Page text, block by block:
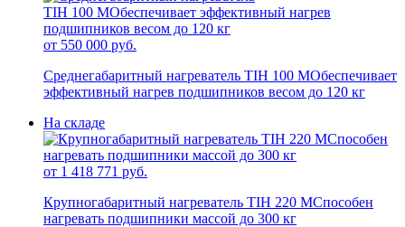
от 550 000 руб.
Среднегабаритный нагреватель TIH 100 MОбеспечивает
эффективный нагрев подшипников весом до 120 кг
На складе
от 1 418 771 руб.
Крупногабаритный нагреватель TIH 220 MСпособен
нагревать подшипники массой до 300 кг